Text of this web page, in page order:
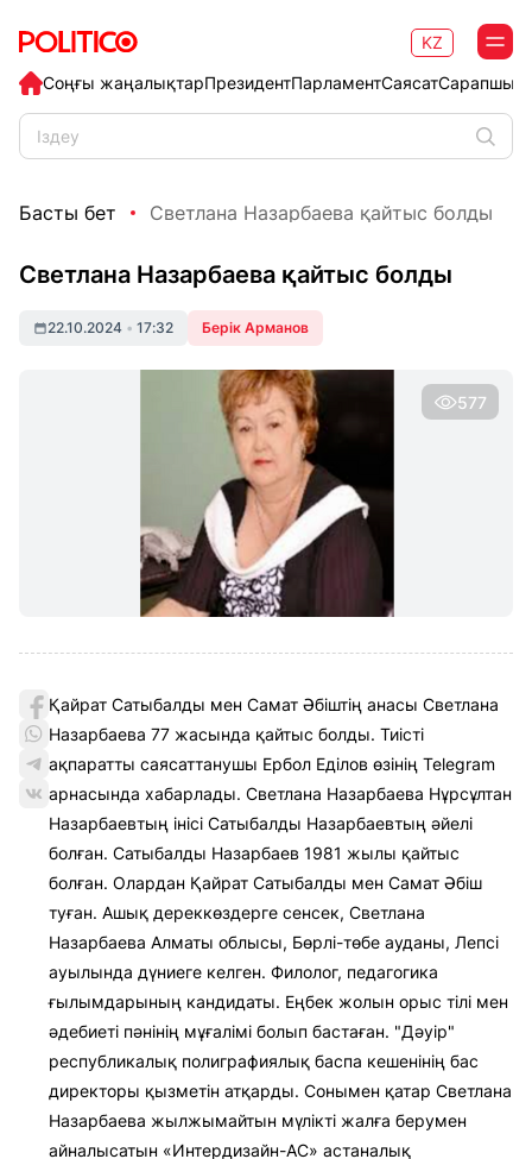
Соңғы жаңалықтарПрезидентПарламентСаясат
KZ
Басты бет Светлана Назарбаева қайтыс болды
Светлана Назарбаева қайтыс болды
22.10.2024 • 17:32 Берік Арманов
577
Қайрат Сатыбалды мен Самат Әбіштің анасы Светлана
Назарбаева 77 жасында қайтыс болды. Тиісті
ақпаратты саясаттанушы Ербол Еділов өзінің Telegram
арнасында хабарлады. Светлана Назарбаева Нұрсұлтан
Назарбаевтың інісі Сатыбалды Назарбаевтың әйелі
болған. Сатыбалды Назарбаев 1981 жылы қайтыс
болған. Олардан Қайрат Сатыбалды мен Самат Әбіш
туған. Ашық дереккөздерге сенсек, Светлана
Назарбаева Алматы облысы, Бөрлі-төбе ауданы, Лепсі
ауылында дүниеге келген. Филолог, педагогика
ғылымдарының кандидаты. Еңбек жолын орыс тілі мен
әдебиеті пәнінің мұғалімі болып бастаған. "Дәуір"
республикалық полиграфиялық баспа кешенінің бас
директоры қызметін атқарды. Сонымен қатар Светлана
Назарбаева жылжымайтын мүлікті жалға берумен
айналысатын «Интердизайн-АС» астаналық